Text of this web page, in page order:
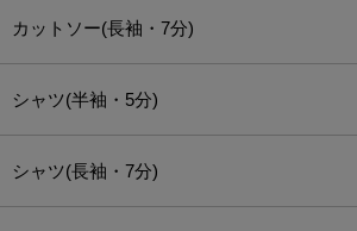
カットソー(長袖・7分)
シャツ(半袖・5分)
シャツ(長袖・7分)